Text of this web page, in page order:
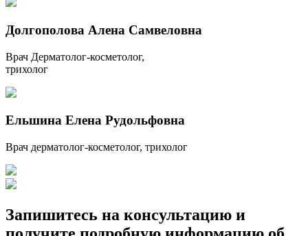
Долгополова Алена Самвеловна
Врач Дерматолог-косметолог,
трихолог
Ельшина Елена Рудольфовна
Врач дерматолог-косметолог, трихолог
Запишитесь на консультацию и